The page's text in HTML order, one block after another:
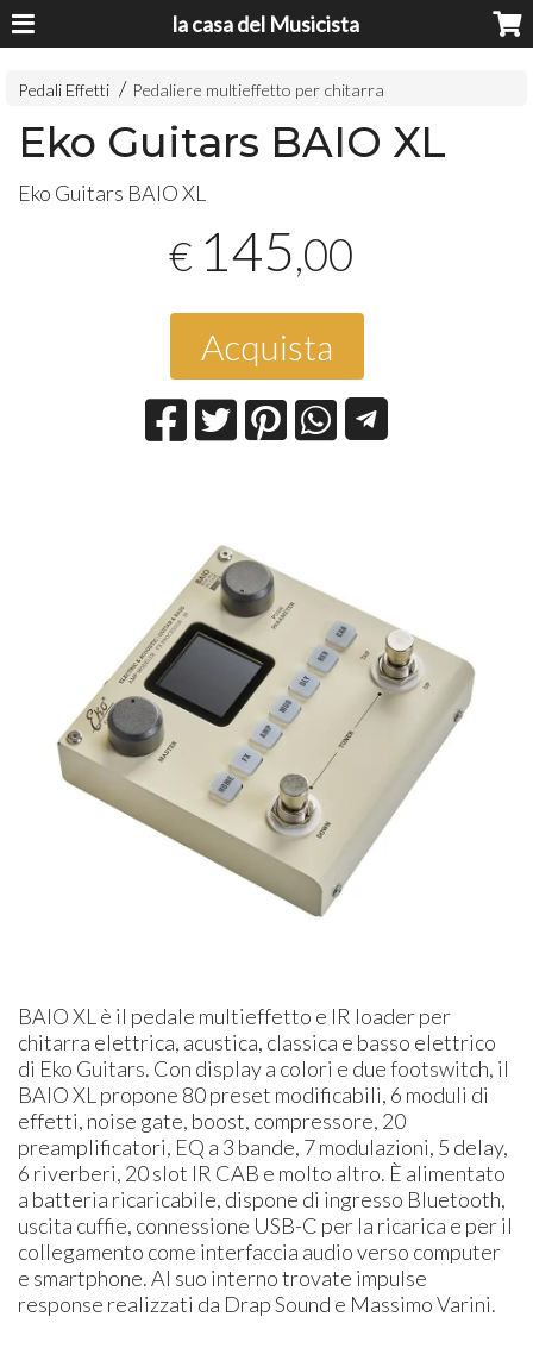
la casa del Musicista
Pedali Effetti Pedaliere multieffetto per chitarra
Eko Guitars BAIO XL
Eko Guitars BAIOXL
€ 145,00
Acquista
BAIO XL è il pedale multieffetto e IR loader per
chitarra elettrica, acustica, classica e basso elettrico
di Eko Guitars. Con display a colori e due footswitch, il
BAIO XL propone 80 preset modificabili, 6 moduli di
effetti, noise gate, boost, compressore, 20
preamplificatori, EQ a 3 bande, 7 modulazioni, 5 delay,
6 riverberi, 20 slot IR CAB e molto altro. È alimentato
a batteria ricaricabile, dispone di ingresso Bluetooth,
uscita cuffie, connessione USB-C per la ricarica e per il
collegamento come interfaccia audio verso computer
e smartphone. Al suo interno trovate impulse
response realizzati da Drap Sound e Massimo Varini.